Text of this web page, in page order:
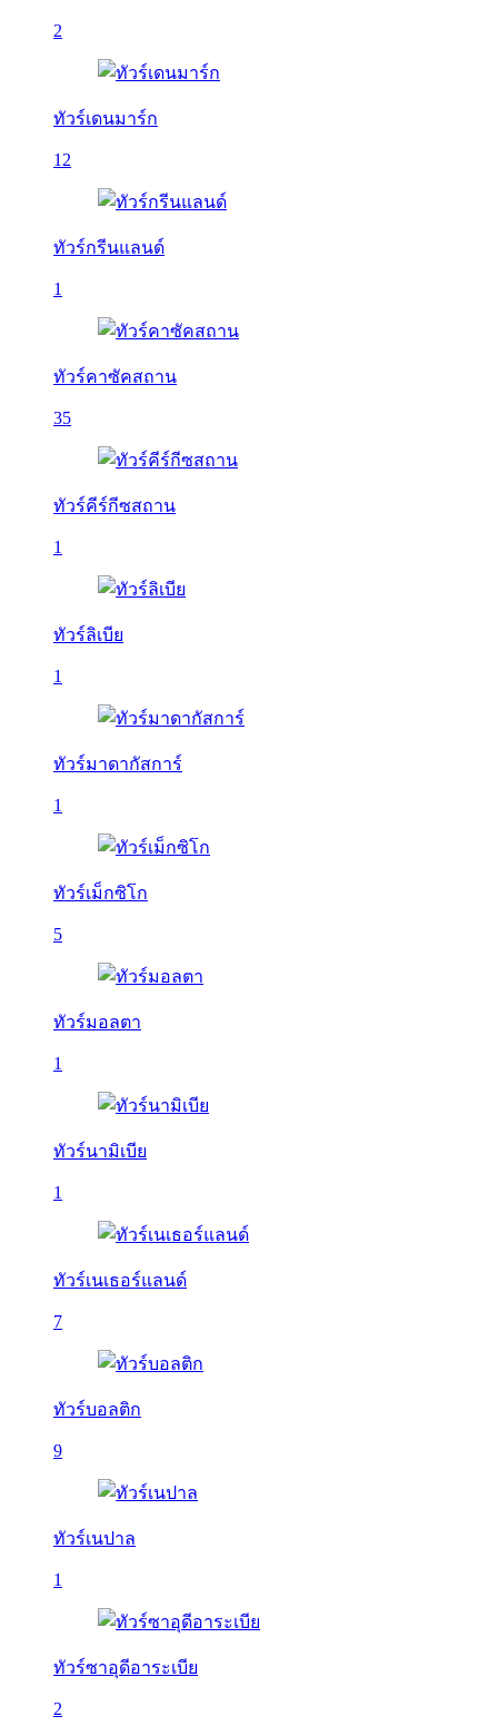
2
ทัวร์เดนมาร์ก
12
ทัวร์กรีนแลนด์
1
ทัวร์คาซัคสถาน
35
ทัวร์คีร์กีซสถาน
1
ทัวร์ลิเบีย
1
ทัวร์มาดากัสการ์
1
ทัวร์เม็กซิโก
5
ทัวร์มอลตา
1
ทัวร์นามิเบีย
1
ทัวร์เนเธอร์แลนด์
7
ทัวร์บอลติก
9
ทัวร์เนปาล
1
ทัวร์ซาอุดีอาระเบีย
2